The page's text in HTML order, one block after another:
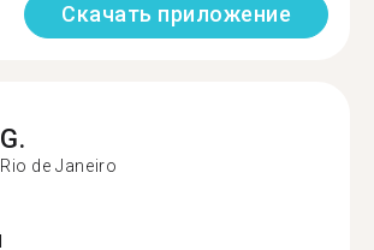
Скачать приложение
G.
Rio de Janeiro